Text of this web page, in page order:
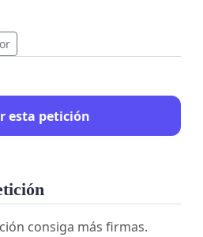
esta petición
consiga más firmas.